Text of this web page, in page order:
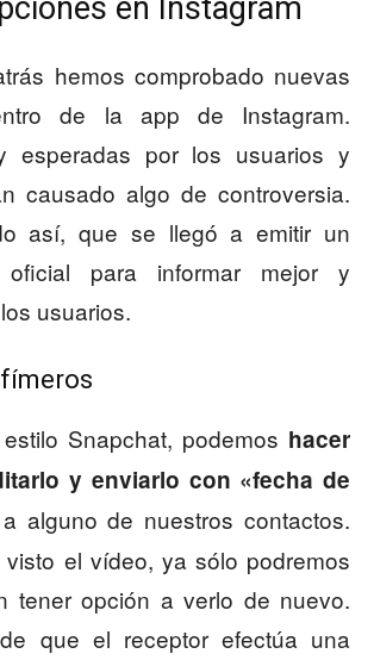
en Instagram
hemos comprobado nuevas
de la app de Instagram.
esperadas por los usuarios y
causado algo de controversia.
así, que se llegó a emitir un
oficial para informar mejor y
usuarios.
Snapchat, podemos hacer
y enviarlo con «fecha de
a alguno de nuestros contactos.
el vídeo, ya sólo podremos
tener opción a verlo de nuevo.
que el receptor efectúa una